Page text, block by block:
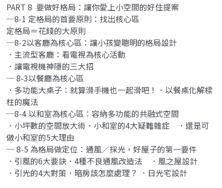
PART 8 要做好格局：讓你愛上小空間的好住提案
─8-1 定格局的首要原則：找出核心區
定格局＝花錢的大原則
─8-2以客廳為核心區：讓小孩變聰明的格局設計
．主流型客廳：看電視為核心活動
．讓電視機神隱的三大招
─ 8-3以餐廳為核心區
．多功能大桌子：就算滑手機也一起滑吧！．以餐桌化解樑
柱的魔法
─8-4 以和室為核心區：容納多功能的共融式空間
．小坪數的空間放大術．小和室的4大疑難雜症 ．還是可
做小和室的5大理由
─ 8-5 為格局做定位：通風∕採光，好屋子的第一要件
．引風的6大要訣．4種不良通風改造法 ．風之屋設計
．引光的4大對策．暗房該怎麼處理？ ．日光宅設計